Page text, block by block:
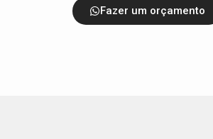
Fazer um orçamento